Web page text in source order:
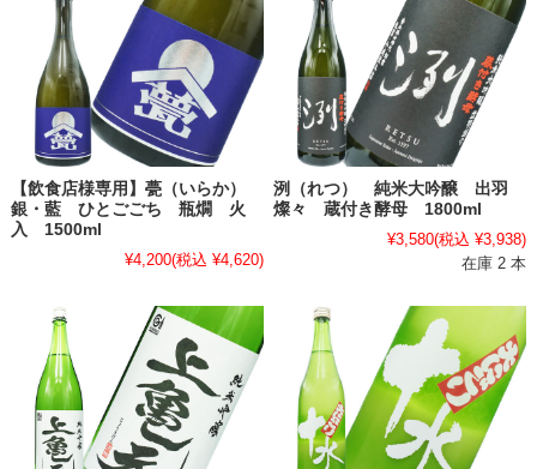
【飲食店様専用】甍（いらか）
銀・藍 ひとごごち 瓶燗 火
入 1500ml
¥4,200(税込 ¥4,620)
洌（れつ） 純米大吟醸 出羽
燦々 蔵付き酵母 1800ml
¥3,580(税込 ¥3,938)
在庫 2 本